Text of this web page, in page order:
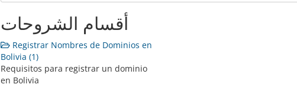
أقسام الشروحات
Registrar Nombres de Dominios en
Bolivia (1)
Requisitos para registrar un dominio
en Bolivia